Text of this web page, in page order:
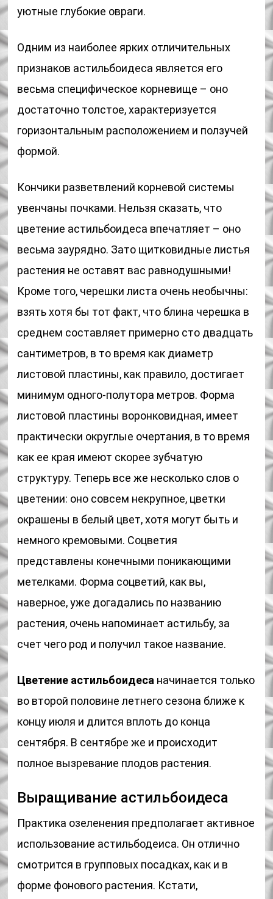
уютные глубокие овраги.
Одним из наиболее ярких отличительных
признаков астильбоидеса является его
весьма специфическое корневище – оно
достаточно толстое, характеризуется
горизонтальным расположением и ползучей
формой.
Кончики разветвлений корневой системы
увенчаны почками. Нельзя сказать, что
цветение астильбоидеса впечатляет – оно
весьма заурядно. Зато щитковидные листья
растения не оставят вас равнодушными!
Кроме того, черешки листа очень необычны:
взять хотя бы тот факт, что блина черешка в
среднем составляет примерно сто двадцать
сантиметров, в то время как диаметр
листовой пластины, как правило, достигает
минимум одного-полутора метров. Форма
листовой пластины воронковидная, имеет
практически округлые очертания, в то время
как ее края имеют скорее зубчатую
структуру. Теперь все же несколько слов о
цветении: оно совсем некрупное, цветки
окрашены в белый цвет, хотя могут быть и
немного кремовыми. Соцветия
представлены конечными поникающими
метелками. Форма соцветий, как вы,
наверное, уже догадались по названию
растения, очень напоминает астильбу, за
счет чего род и получил такое название.
Цветение астильбоидеса начинается только
во второй половине летнего сезона ближе к
концу июля и длится вплоть до конца
сентября. В сентябре же и происходит
полное вызревание плодов растения.
Выращивание астильбоидеса
Практика озеленения предполагает активное
использование астильбодеиса. Он отлично
смотрится в групповых посадках, как и в
форме фонового растения. Кстати,